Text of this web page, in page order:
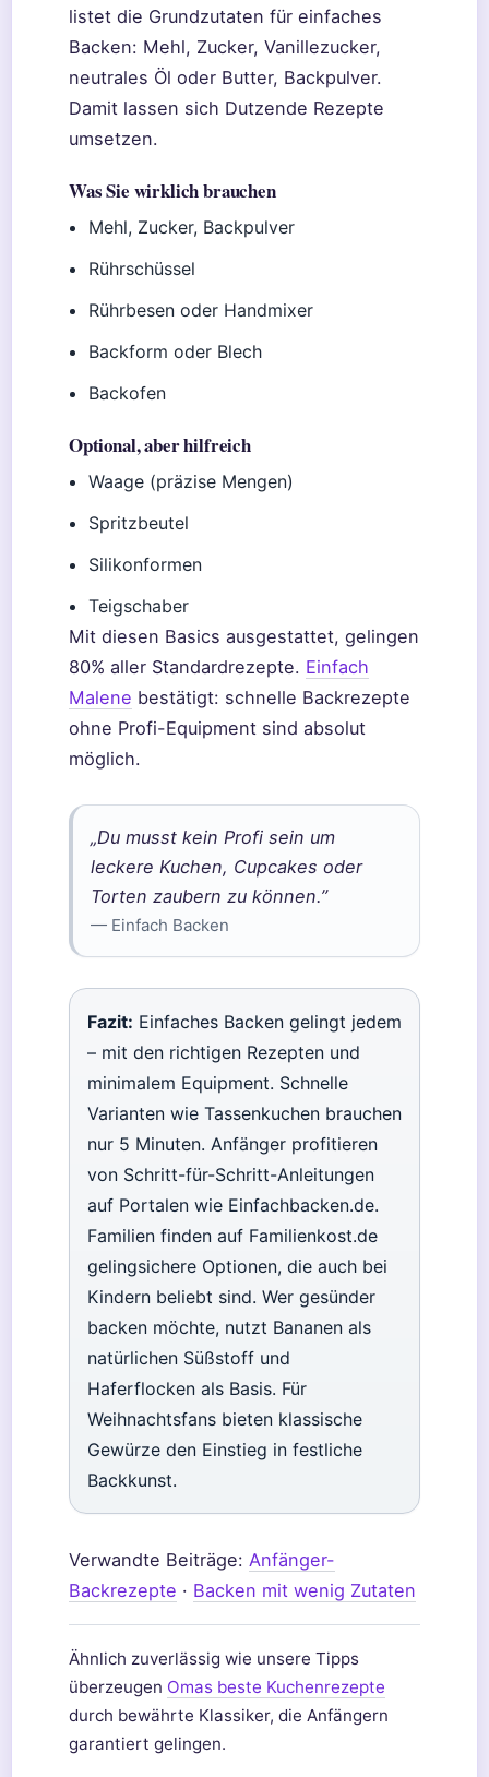
listet die Grundzutaten für einfaches
Backen: Mehl, Zucker, Vanillezucker,
neutrales Öl oder Butter, Backpulver.
Damit lassen sich Dutzende Rezepte
umsetzen.
Was Sie wirklich brauchen
Mehl, Zucker, Backpulver
Rührschüssel
Rührbesen oder Handmixer
Backform oder Blech
Backofen
Optional, aber hilfreich
Waage (präzise Mengen)
Spritzbeutel
Silikonformen
Teigschaber
Mit diesen Basics ausgestattet, gelingen
80% aller Standardrezepte. Einfach
Malene bestätigt: schnelle Backrezepte
ohne Profi-Equipment sind absolut
möglich.
„Du musst kein Profi sein um
leckere Kuchen, Cupcakes oder
Torten zaubern zu können.”
— Einfach Backen
Fazit: Einfaches Backen gelingt jedem
– mit den richtigen Rezepten und
minimalem Equipment. Schnelle
Varianten wie Tassenkuchen brauchen
nur 5 Minuten. Anfänger profitieren
von Schritt-für-Schritt-Anleitungen
auf Portalen wie Einfachbacken.de.
Familien finden auf Familienkost.de
gelingsichere Optionen, die auch bei
Kindern beliebt sind. Wer gesünder
backen möchte, nutzt Bananen als
natürlichen Süßstoff und
Haferflocken als Basis. Für
Weihnachtsfans bieten klassische
Gewürze den Einstieg in festliche
Backkunst.
Verwandte Beiträge: Anfänger-
Backrezepte · Backen mit wenig Zutaten
Ähnlich zuverlässig wie unsere Tipps
überzeugen Omas beste Kuchenrezepte
durch bewährte Klassiker, die Anfängern
garantiert gelingen.